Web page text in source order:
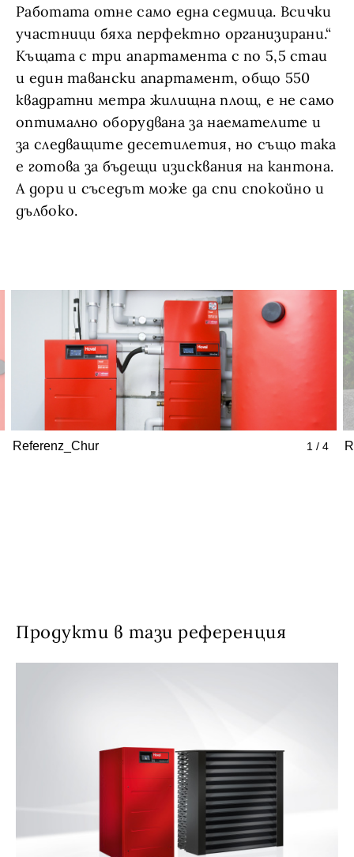
Работата отне само една седмица. Всички
участници бяха перфектно организирани.“
Къщата с три апартамента с по 5,5 стаи
и един тавански апартамент, общо 550
квадратни метра жилищна площ, е не само
оптимално оборудвана за наемателите и
за следващите десетилетия, но също така
е готова за бъдещи изисквания на кантона.
А дори и съседът може да спи спокойно и
дълбоко.
1 / 4
Referenz_Chur
Продукти в тази референция